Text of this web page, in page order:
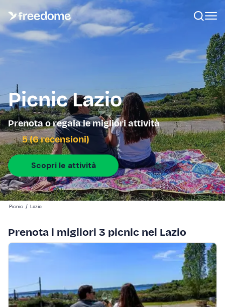
Picnic Lazio
Prenota o regala le migliori attività
5 (6 recensioni)
Scopri le attività
Picnic / Lazio
Prenota i migliori 3 picnic nel Lazio